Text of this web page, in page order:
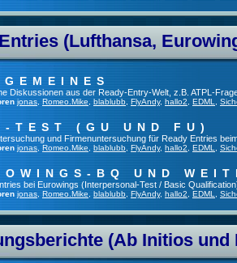
(Lufthansa,
Diskussionen aus der Ready-Entry-Welt, z.B. ATPL-
jonas Romeo.Mike blablubb FlyAndy, hallo2 EDML
TEST (GU UND FU)
und Firmenuntersuchung für Ready Entries
jonas Romeo.Mike blablubb FlyAndy, hallo2 EDML
BQ UND
bei Eurowings (Interpersonal-Test / Basic
jonas Romeo.Mike blablubb FlyAndy, hallo2 EDML
(Ab Initios und